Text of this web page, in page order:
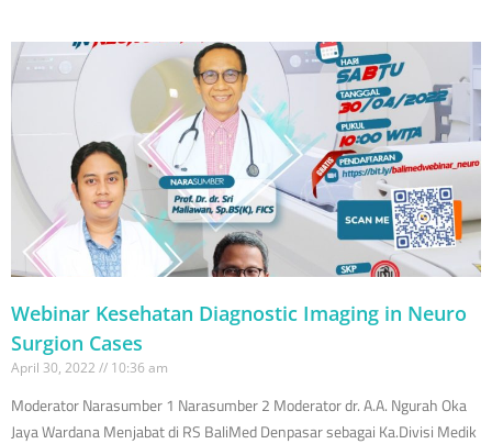
Webinar Kesehatan Diagnostic Imaging in Neuro
Surgion Cases
April 30, 2022 10:36 am
Moderator Narasumber 1 Narasumber 2 Moderator dr. A.A. Ngurah Oka
Jaya Wardana Menjabat di RS BaliMed Denpasar sebagai Ka.Divisi Medik